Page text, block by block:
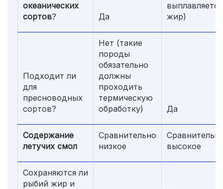
океанических
сортов? Да
выплавляется
жир)
Подходит ли
для
пресноводных
сортов?
Нет (такие
породы
обязательно
должны
проходить
термическую
обработку)
Да
Содержание
летучих смол
Сравнительно
низкое
высокое
Сохраняются ли
рыбий жир и